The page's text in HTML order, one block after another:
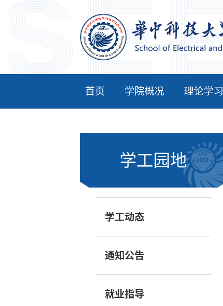
首页 学院概况 理论学习
学工园地
学工动态
通知公告
就业指导